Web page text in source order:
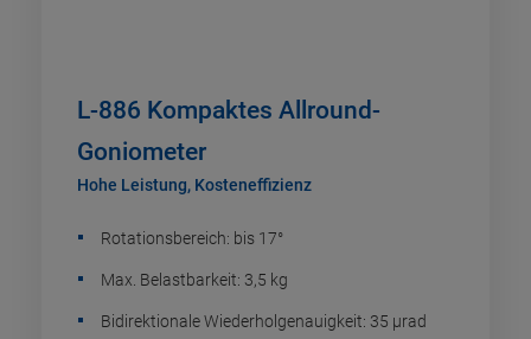
L-886 Kompaktes Allround-
Goniometer
Hohe Leistung, Kosteneffizienz
Rotationsbereich: bis 17°
Max. Belastbarkeit: 3,5 kg
Bidirektionale Wiederholgenauigkeit: 35 µrad